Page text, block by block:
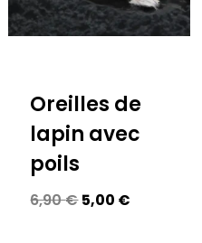
Oreilles de
lapin avec
poils
6,90€5,00 €